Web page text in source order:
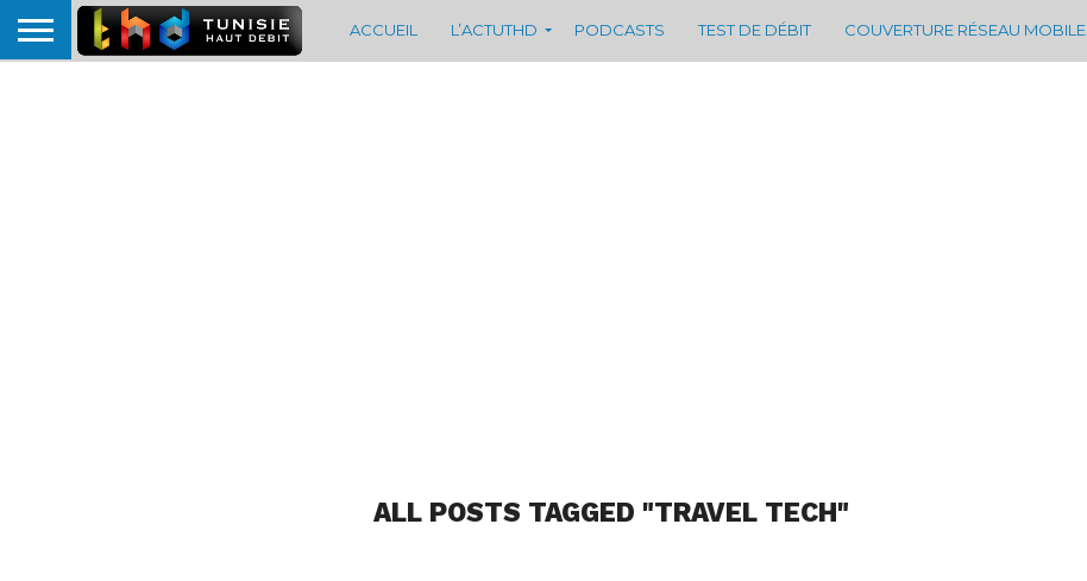
ACCUEIL L’ACTUTHD PODCASTS TEST DE DÉBIT COUVERTURE RÉSEAU MOBILE
ALL POSTS TAGGED "TRAVEL TECH"